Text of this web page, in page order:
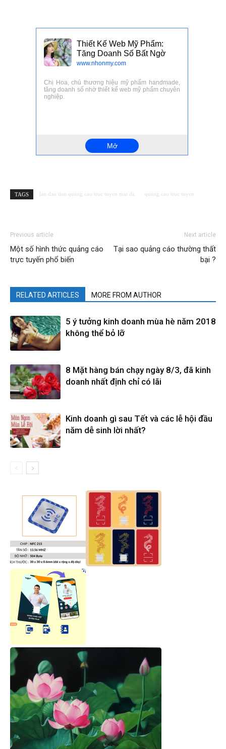
TAGS lan dau tien quang cao truc tuyen mat da quang cao truc tuyen
Previous article
Một số hình thức quảng cáo
trực tuyến phổ biến
Next article
Tại sao quảng cáo thường thất
bại ?
RELATED ARTICLES MORE FROM AUTHOR
5 ý tưởng kinh doanh mùa hè năm 2018
không thể bỏ lỡ
8 Mặt hàng bán chạy ngày 8/3, đã kinh
doanh nhất định chỉ có lãi
Kinh doanh gì sau Tết và các lễ hội đầu
năm dễ sinh lời nhất?